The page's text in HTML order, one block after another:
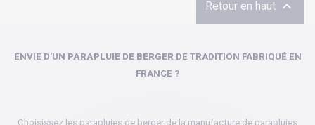
Retour en haut 
ENVIE D'UN PARAPLUIE DE BERGER DE TRADITION FABRIQUÉ EN
FRANCE ?
Choisissez les parapluies de berger de la manufacture de parapluies